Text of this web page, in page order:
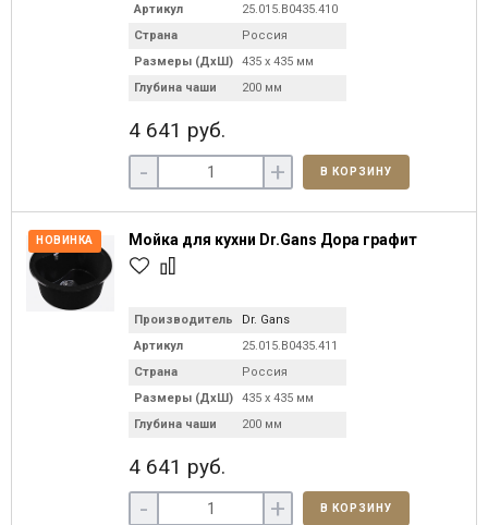
Артикул
25.015.B0435.410
Страна
Россия
Размеры (ДхШ)
435 х 435 мм
Глубина чаши
200 мм
4 641 руб.
- + В КОРЗИНУ
НОВИНКА Мойка для кухни Dr.Gans Дора графит
Производитель
Dr. Gans
Артикул
25.015.B0435.411
Страна
Россия
Размеры (ДхШ)
435 х 435 мм
Глубина чаши
200 мм
4 641 руб.
- + В КОРЗИНУ